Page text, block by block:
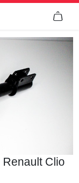

Clio